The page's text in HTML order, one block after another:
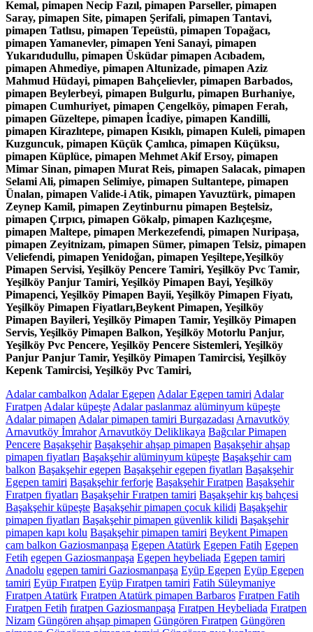
Kemal, pimapen Necip Fazıl, pimapen Parseller, pimapen
Saray, pimapen Site, pimapen Şerifali, pimapen Tantavi,
pimapen Tatlısu, pimapen Tepeüstü, pimapen Topağacı,
pimapen Yamanevler, pimapen Yeni Sanayi, pimapen
Yukarıdudullu, pimapen Üsküdar pimapen Acıbadem,
pimapen Ahmediye, pimapen Altunizade, pimapen Aziz
Mahmud Hüdayi, pimapen Bahçelievler, pimapen Barbados,
pimapen Beylerbeyi, pimapen Bulgurlu, pimapen Burhaniye,
pimapen Cumhuriyet, pimapen Çengelköy, pimapen Ferah,
pimapen Güzeltepe, pimapen İcadiye, pimapen Kandilli,
pimapen Kirazlıtepe, pimapen Kısıklı, pimapen Kuleli, pimapen
Kuzguncuk, pimapen Küçük Çamlıca, pimapen Küçüksu,
pimapen Küplüce, pimapen Mehmet Akif Ersoy, pimapen
Mimar Sinan, pimapen Murat Reis, pimapen Salacak, pimapen
Selami Ali, pimapen Selimiye, pimapen Sultantepe, pimapen
Ünalan, pimapen Valide-i Atik, pimapen Yavuztürk, pimapen
Zeynep Kamil, pimapen Zeytinburnu pimapen Beştelsiz,
pimapen Çırpıcı, pimapen Gökalp, pimapen Kazlıçeşme,
pimapen Maltepe, pimapen Merkezefendi, pimapen Nuripaşa,
pimapen Zeyitnizam, pimapen Sümer, pimapen Telsiz, pimapen
Veliefendi, pimapen Yenidoğan, pimapen Yeşiltepe,Yeşilköy
Pimapen Servisi, Yeşilköy Pencere Tamiri, Yeşilköy Pvc Tamir,
Yeşilköy Panjur Tamiri, Yeşilköy Pimapen Bayi, Yeşilköy
Pimapenci, Yeşilköy Pimapen Bayii, Yeşilköy Pimapen Fiyatı,
Yeşilköy Pimapen Fiyatları,Beykent Pimapen, Yeşilköy
Pimapen Bayileri, Yeşilköy Pimapen Tamir, Yeşilköy Pimapen
Servis, Yeşilköy Pimapen Balkon, Yeşilköy Motorlu Panjur,
Yeşilköy Pvc Pencere, Yeşilköy Pencere Sistemleri, Yeşilköy
Panjur Panjur Tamir, Yeşilköy Pimapen Tamircisi, Yeşilköy
Kepenk Tamircisi, Yeşilköy Pvc Tamiri,
Adalar cambalkon Adalar Egepen Adalar Egepen tamiri Adalar
Fıratpen Adalar küpeşte Adalar paslanmaz alüminyum küpeşte
Adalar pimapen Adalar pimapen tamiri Burgazadası Arnavutköy
Arnavutköy İmrahor Arnavutköy Deliklikaya Bağcılar Pimapen
Pencere Başakşehir Başakşehir ahşap pimapen Başakşehir ahşap
pimapen fiyatları Başakşehir alüminyum küpeşte Başakşehir cam
balkon Başakşehir egepen Başakşehir egepen fiyatları Başakşehir
Egepen tamiri Başakşehir ferforje Başakşehir Fıratpen Başakşehir
Fıratpen fiyatları Başakşehir Fıratpen tamiri Başakşehir kış bahçesi
Başakşehir küpeşte Başakşehir pimapen çocuk kilidi Başakşehir
pimapen fiyatları Başakşehir pimapen güvenlik kilidi Başakşehir
pimapen kapı kolu Başakşehir pimapen tamiri Beykent Pimapen
cam balkon Gaziosmanpaşa Egepen Atatürk Egepen Fatih Egepen
Fetih egepen Gaziosmanpaşa Egepen heybeliada Egepen tamiri
Anadolu egepen tamiri Gaziosmanpaşa Eyüp Egepen Eyüp Egepen
tamiri Eyüp Fıratpen Eyüp Fıratpen tamiri Fatih Süleymaniye
Fıratpen Atatürk Fıratpen Atatürk pimapen Barbaros Fıratpen Fatih
Fıratpen Fetih fıratpen Gaziosmanpaşa Fıratpen Heybeliada Fıratpen
Nizam Güngören ahşap pimapen Güngören Fıratpen Güngören